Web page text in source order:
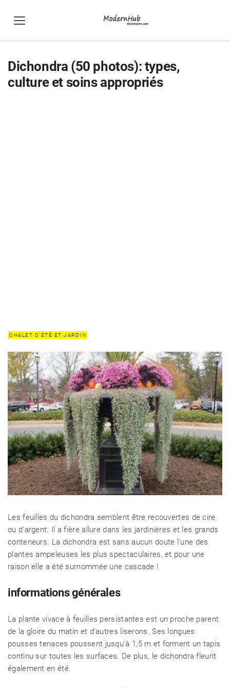
Dichondra (50 photos): types,
culture et soins appropriés
CHALET D'ÉTÉ ET JARDIN
Les feuilles du dichondra semblent être recouvertes de cire
ou d'argent. Il a fière allure dans les jardinières et les grands
conteneurs. La dichondra est sans aucun doute l'une des
plantes ampeleuses les plus spectaculaires, et pour une
raison elle a été surnommée une cascade !
informations générales
La plante vivace à feuilles persistantes est un proche parent
de la gloire du matin et d'autres liserons. Ses longues
pousses tenaces poussent jusqu'à 1,5 m et forment un tapis
continu sur toutes les surfaces. De plus, le dichondra fleurit
également en été.